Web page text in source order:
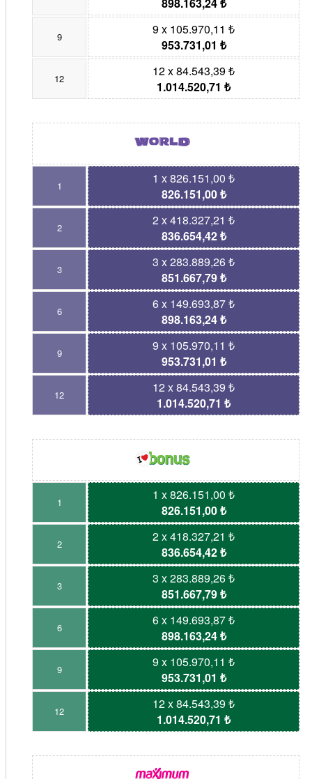
898.163,24 ₺
9
9 x 105.970,11 ₺
953.731,01 ₺
12
12 x 84.543,39 ₺
1.014.520,71 ₺
1
1 x 826.151,00 ₺
826.151,00 ₺
2
2 x 418.327,21 ₺
836.654,42 ₺
3
3 x 283.889,26 ₺
851.667,79 ₺
6
6 x 149.693,87 ₺
898.163,24 ₺
9
9 x 105.970,11 ₺
953.731,01 ₺
12
12 x 84.543,39 ₺
1.014.520,71 ₺
1
1 x 826.151,00 ₺
826.151,00 ₺
2
2 x 418.327,21 ₺
836.654,42 ₺
3
3 x 283.889,26 ₺
851.667,79 ₺
6
6 x 149.693,87 ₺
898.163,24 ₺
9
9 x 105.970,11 ₺
953.731,01 ₺
12
12 x 84.543,39 ₺
1.014.520,71 ₺